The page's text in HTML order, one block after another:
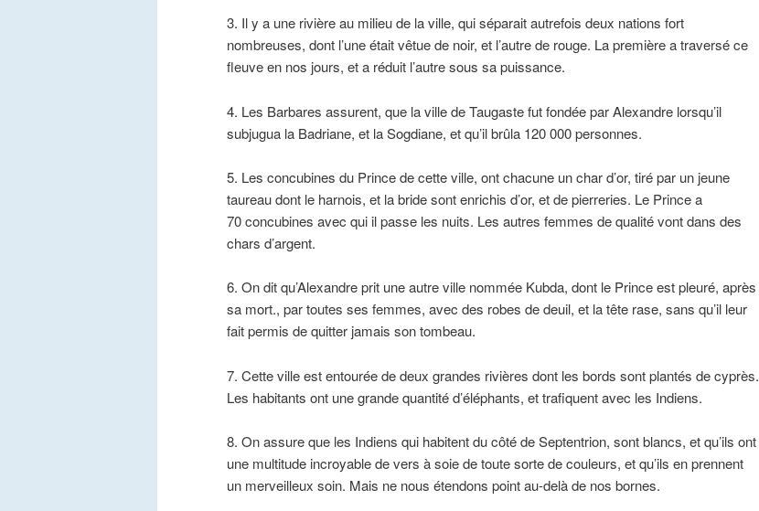
3. Il y a une rivière au milieu de la ville, qui séparait autrefois deux nations fort
nombreuses, dont l’une était vêtue de noir, et l’autre de rouge. La première a traversé ce
fleuve en nos jours, et a réduit l’autre sous sa puissance.
4. Les Barbares assurent, que la ville de Taugaste fut fondée par Alexandre lorsqu’il
subjugua la Badriane, et la Sogdiane, et qu’il brûla 120 000 personnes.
5. Les concubines du Prince de cette ville, ont chacune un char d’or, tiré par un jeune
taureau dont le harnois, et la bride sont enrichis d’or, et de pierreries. Le Prince a
70 concubines avec qui il passe les nuits. Les autres femmes de qualité vont dans des
chars d’argent.
6. On dit qu’Alexandre prit une autre ville nommée Kubda, dont le Prince est pleuré, après
sa mort., par toutes ses femmes, avec des robes de deuil, et la tête rase, sans qu’il leur
fait permis de quitter jamais son tombeau.
7. Cette ville est entourée de deux grandes rivières dont les bords sont plantés de cyprès.
Les habitants ont une grande quantité d’éléphants, et trafiquent avec les Indiens.
8. On assure que les Indiens qui habitent du côté de Septentrion, sont blancs, et qu’ils ont
une multitude incroyable de vers à soie de toute sorte de couleurs, et qu’ils en prennent
un merveilleux soin. Mais ne nous étendons point au-delà de nos bornes.